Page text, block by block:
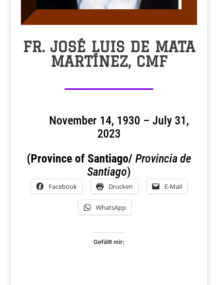
FR. JOSÉ LUIS DE MATA
MARTÍNEZ, CMF
November 14, 1930 – July 31,
2023
(Province of Santiago/ Provincia de
Santiago)
Facebook Drucken E-Mail
WhatsApp
Gefällt mir: